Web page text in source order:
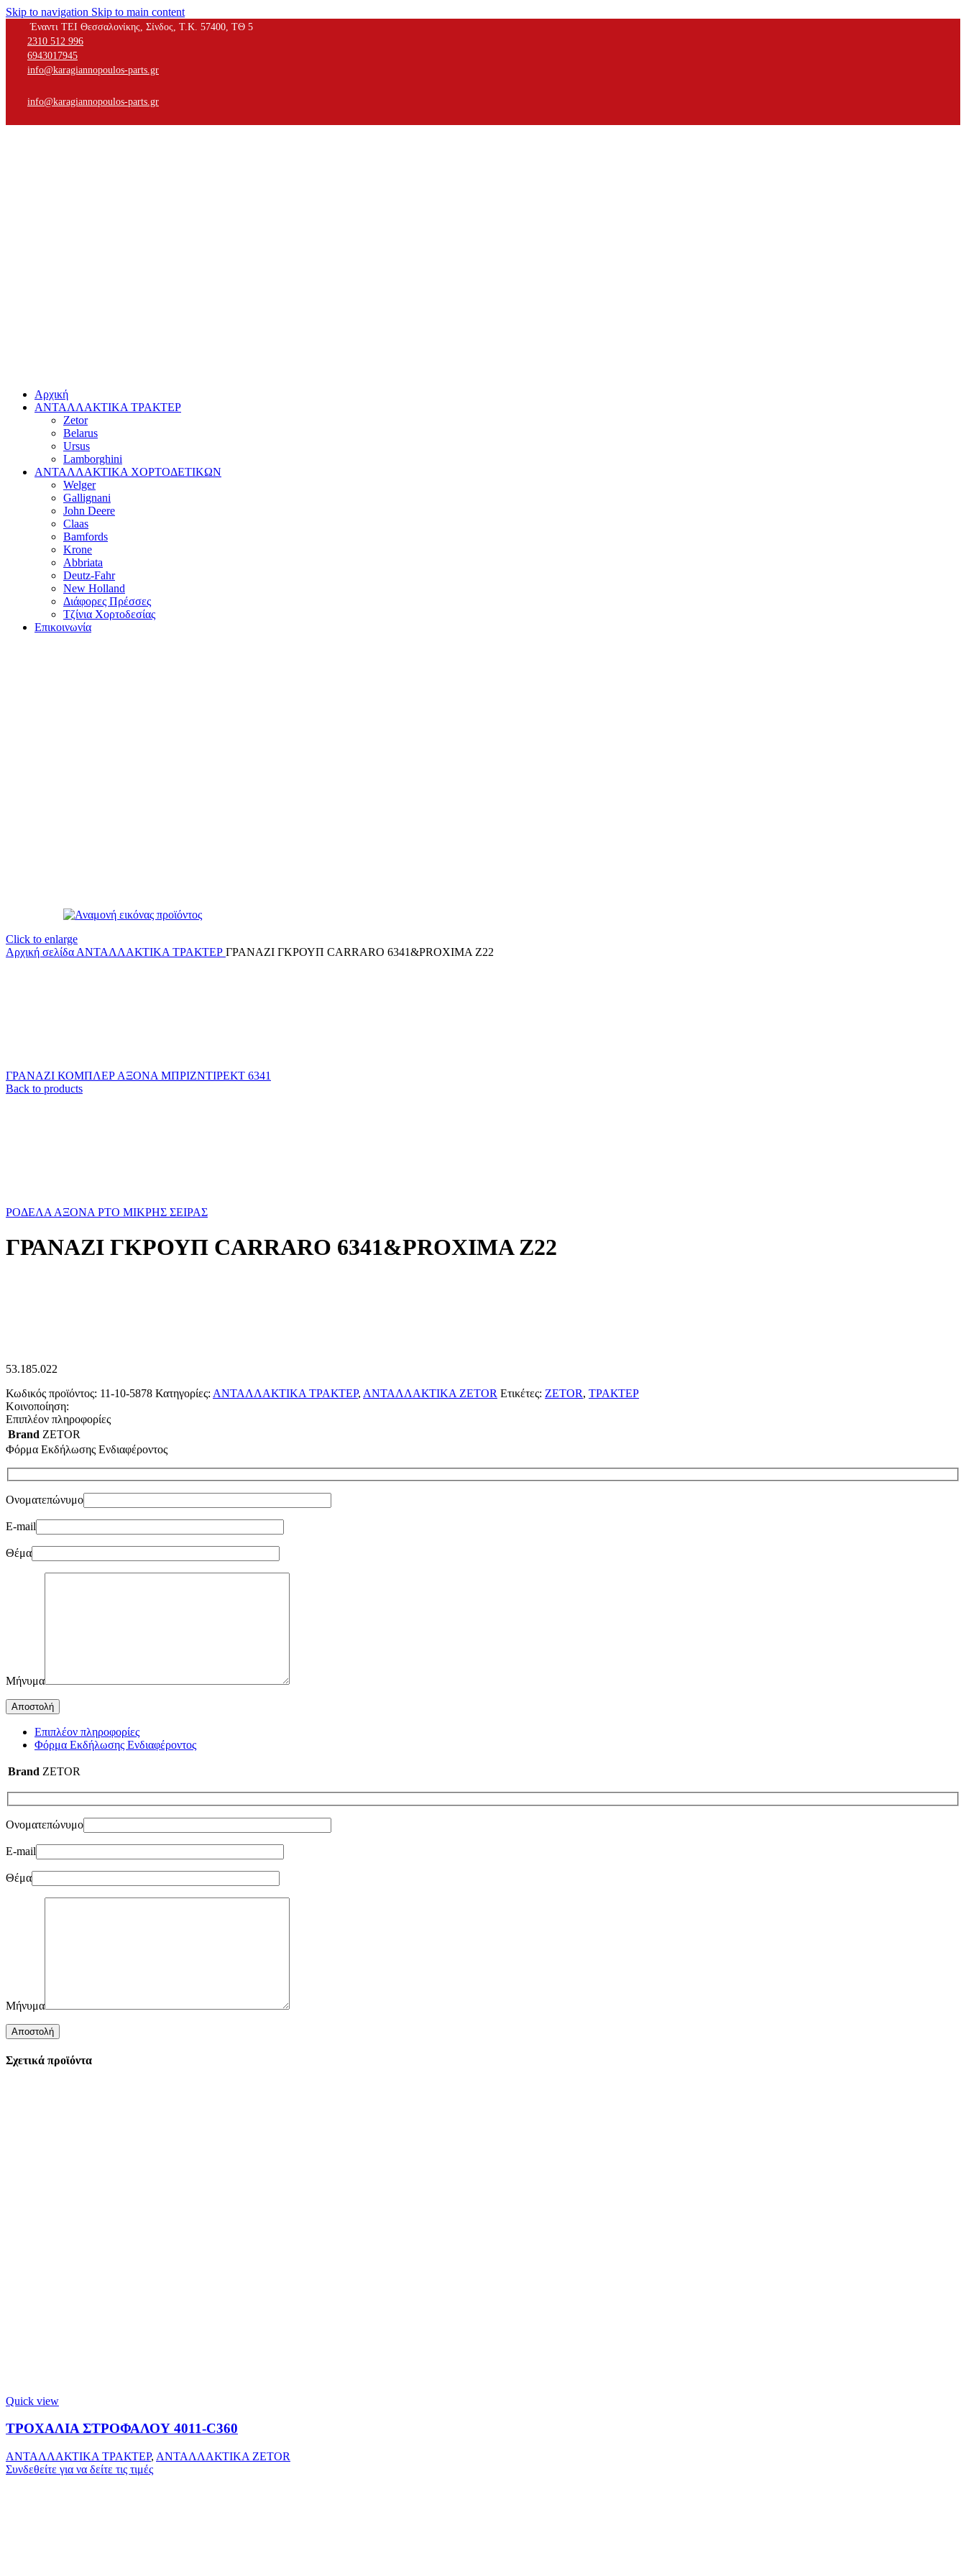
Skip to navigation Skip to main content
Έναντι ΤΕΙ Θεσσαλονίκης, Σίνδος, Τ.Κ. 57400, ΤΘ 5
2310 512 996
6943017945
info@karagiannopoulos-parts.gr
info@karagiannopoulos-parts.gr
Αρχική
ΑΝΤΑΛΛΑΚΤΙΚΑ ΤΡΑΚΤΕΡ
Zetor
Belarus
Ursus
Lamborghini
ΑΝΤΑΛΛΑΚΤΙΚΑ ΧΟΡΤΟΔΕΤΙΚΩΝ
Welger
Gallignani
John Deere
Claas
Bamfords
Krone
Abbriata
Deutz-Fahr
New Holland
Διάφορες Πρέσσες
Τζίνια Χορτοδεσίας
Επικοινωνία
Click to enlarge
Αρχική σελίδα ΑΝΤΑΛΛΑΚΤΙΚΑ ΤΡΑΚΤΕΡ ΓΡΑΝΑΖΙ ΓΚΡΟΥΠ CARRARO 6341&PROXIMA Ζ22
ΓΡΑΝΑΖΙ ΚΟΜΠΛΕΡ ΑΞΟΝΑ ΜΠΡΙΖΝΤΙΡΕΚΤ 6341
Back to products
ΡΟΔΕΛΑ ΑΞΟΝΑ ΡΤΟ ΜΙΚΡΗΣ ΣΕΙΡΑΣ
ΓΡΑΝΑΖΙ ΓΚΡΟΥΠ CARRARO 6341&PROXIMA Ζ22
53.185.022
Κωδικός προϊόντος: 11-10-5878 Κατηγορίες: ΑΝΤΑΛΛΑΚΤΙΚΑ ΤΡΑΚΤΕΡ, ΑΝΤΑΛΛΑΚΤΙΚΑ ZETOR Ετικέτες: ZETOR, ΤΡΑΚΤΕΡ
Κοινοποίηση:
Επιπλέον πληροφορίες
Brand ZETOR
Φόρμα Εκδήλωσης Ενδιαφέροντος
Ονοματεπώνυμο
E-mail
Θέμα
Μήνυμα
Επιπλέον πληροφορίες
Φόρμα Εκδήλωσης Ενδιαφέροντος
Brand ZETOR
Ονοματεπώνυμο
E-mail
Θέμα
Μήνυμα
Σχετικά προϊόντα
Quick view
ΤΡΟΧΑΛΙΑ ΣΤΡΟΦΑΛΟΥ 4011-C360
ΑΝΤΑΛΛΑΚΤΙΚΑ ΤΡΑΚΤΕΡ, ΑΝΤΑΛΛΑΚΤΙΚΑ ZETOR
Συνδεθείτε για να δείτε τις τιμές